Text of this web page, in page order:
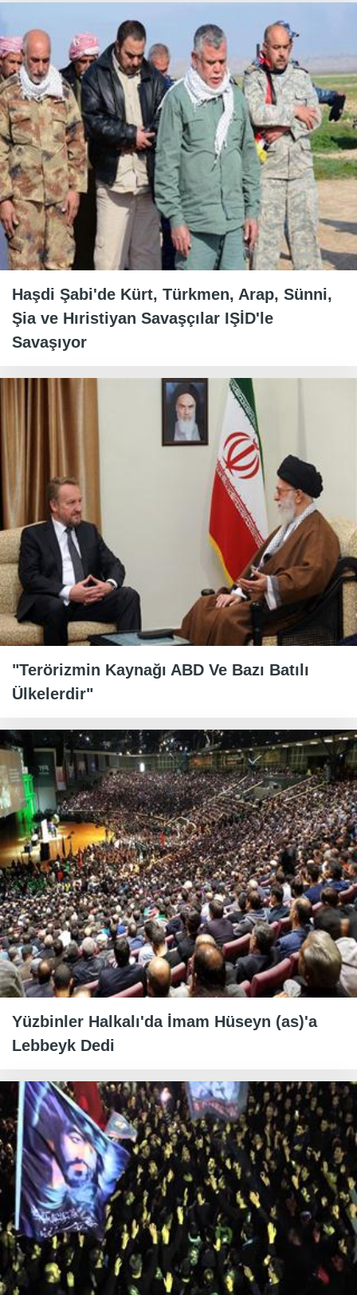
Haşdi Şabi'de Kürt, Türkmen, Arap, Sünni,
Şia ve Hıristiyan Savaşçılar IŞİD'le
Savaşıyor
"Terörizmin Kaynağı ABD Ve Bazı Batılı
Ülkelerdir"
Yüzbinler Halkalı'da İmam Hüseyn (as)'a
Lebbeyk Dedi